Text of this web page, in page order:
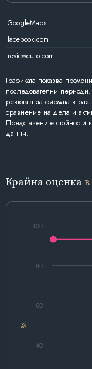
GoogleMaps
facebook.com
revieweuro.com
Графиката показва
последователни
ревютата за фирмата в
сравнение на дела и
Представените
данни.
Крайна оценка
%
40
60
80
100